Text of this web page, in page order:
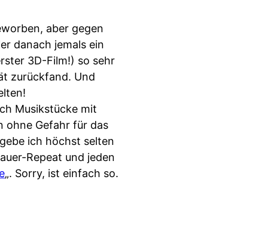
aber gegen
danach jemals ein
3D-Film!) so sehr
zurückfand. Und
Musikstücke mit
ohne Gefahr für das
ich höchst selten
Repeat und jeden
„. Sorry, ist einfach so.